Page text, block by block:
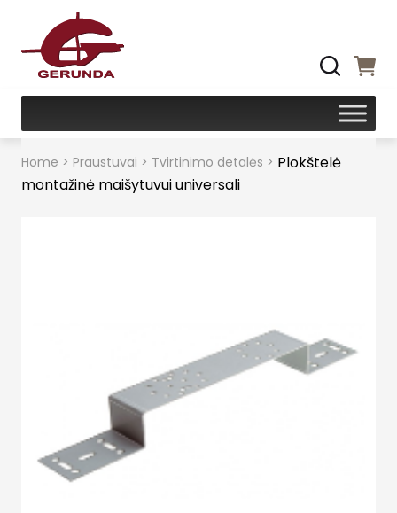
Home > Praustuvai > Tvirtinimo detalės > Plokštelė
montažinė maišytuvui universali